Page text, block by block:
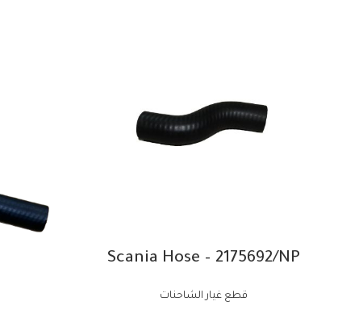
Scania Hose – 2175692/NP
قطع غيار الشاحنات